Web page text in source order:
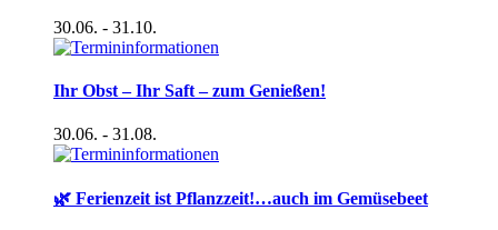
30.06. - 31.10.
Ihr Obst – Ihr Saft – zum Genießen!
30.06. - 31.08.
🌿 Ferienzeit ist Pflanzzeit!…auch im Gemüsebeet